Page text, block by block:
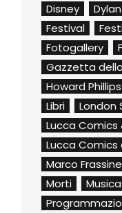
Disney
Festival
Fotogallery
Gazzetta
Howard
Libri
London
Lucca Comics
Lucca Comics
Marco
Morti
Musica